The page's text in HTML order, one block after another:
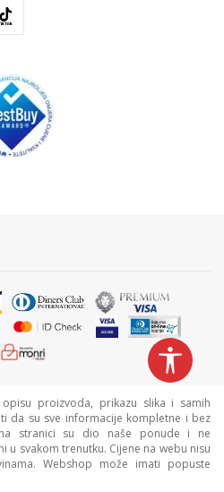
proizvoda, prikazu slika i samih
da su sve informacije kompletne i bez
stranici su dio naše ponude i ne
u svakom trenutku. Cijene na webu nisu
Webshop može imati popuste